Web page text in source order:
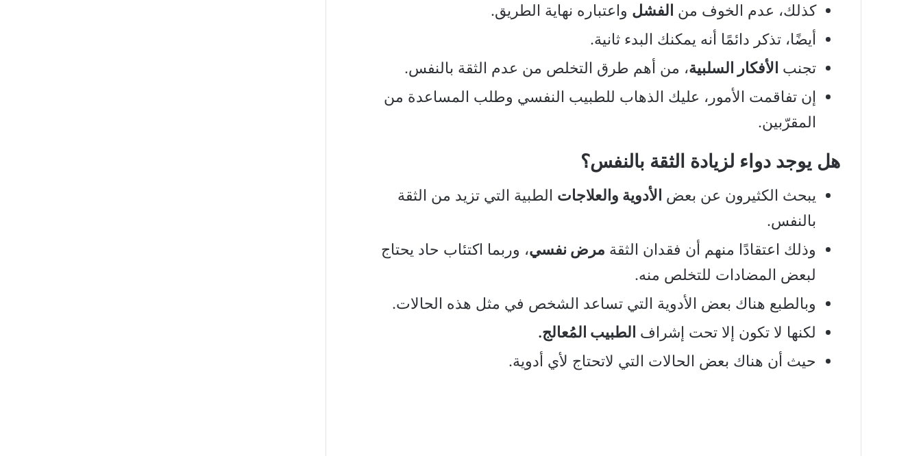
كذلك، عدم الخوف من الفشل واعتباره نهاية الطريق.
أيضًا، تذكر دائمًا أنه يمكنك البدء ثانية.
تجنب الأفكار السلبية، من أهم طرق التخلص من عدم الثقة بالنفس.
إن تفاقمت الأمور، عليك الذهاب للطبيب النفسي وطلب المساعدة من
المقرّبين.
هل يوجد دواء لزيادة الثقة بالنفس؟
يبحث الكثيرون عن بعض الأدوية والعلاجات الطبية التي تزيد من الثقة
بالنفس.
وذلك اعتقادًا منهم أن فقدان الثقة مرض نفسي، وربما اكتئاب حاد يحتاج
لبعض المضادات للتخلص منه.
وبالطبع هناك بعض الأدوية التي تساعد الشخص في مثل هذه الحالات.
لكنها لا تكون إلا تحت إشراف الطبيب المُعالج.
حيث أن هناك بعض الحالات التي لاتحتاج لأي أدوية.